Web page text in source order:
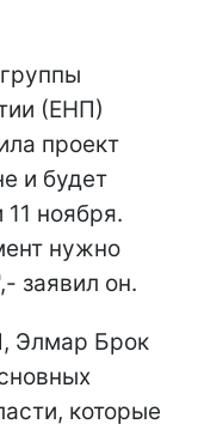
(ЕНП)
проект
и будет
11 ноября.
нужно
заявил он.
Элмар Брок
которые